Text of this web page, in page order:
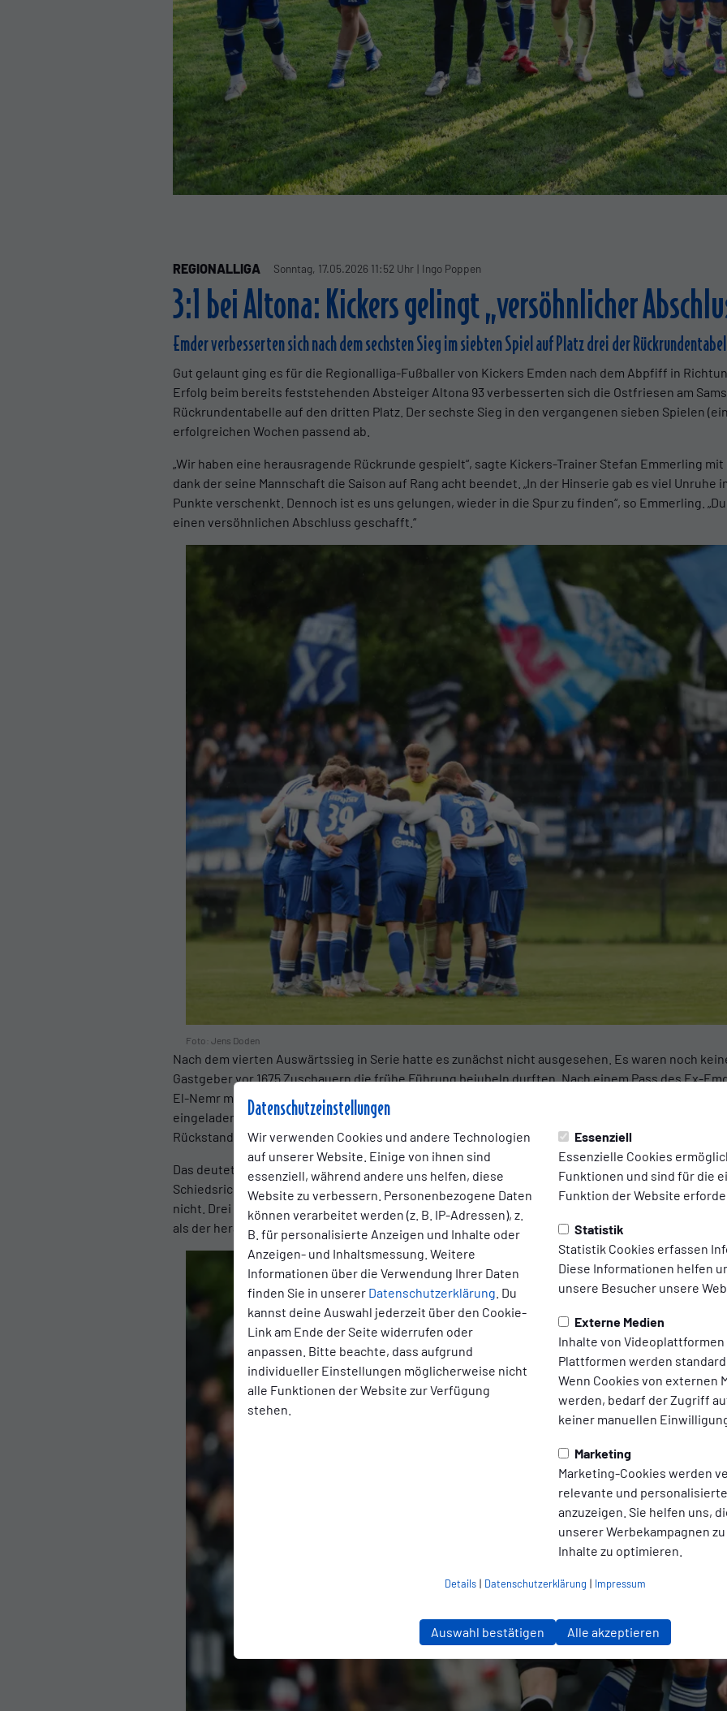
Datenschutzeinstellungen
Wir verwenden Cookies und andere Technologien
auf unserer Website. Einige von ihnen sind
essenziell, während andere uns helfen, diese
Website zu verbessern. Personenbezogene Daten
können verarbeitet werden (z. B. IP-Adressen), z.
B. für personalisierte Anzeigen und Inhalte oder
Anzeigen- und Inhaltsmessung. Weitere
Informationen über die Verwendung Ihrer Daten
finden Sie in unserer Datenschutzerklärung . Du
kannst deine Auswahl jederzeit über den Cookie-
Link am Ende der Seite widerrufen oder
anpassen. Bitte beachte, dass aufgrund
individueller Einstellungen möglicherweise nicht
alle Funktionen der Website zur Verfügung
stehen.
Essenziell
Essenzielle Cookies
Funktionen und sind für die
Funktion der Website
Statistik
Statistik Cookies erfassen
Diese Informationen helfen
unsere Besucher unsere
Externe Medien
Inhalte von Videoplattformen
Plattformen werden
Wenn Cookies von externen
werden, bedarf der Zugriff
keiner manuellen
Marketing
Marketing-Cookies werden
relevante und
anzuzeigen. Sie helfen uns,
unserer Werbekampagnen
Inhalte zu optimieren.
Details | Datenschutzerklärung | Impressum
Auswahl bestätigen Alle akzeptieren
REGIONALLIGA Sonntag, 17.05.2026 11:52 Uhr | Ingo Poppen
3:1 bei Altona: Kickers gelingt „versöhnlicher
Emder verbesserten sich nach dem sechsten Sieg im siebten Spiel auf Platz drei der
Gut gelaunt ging es für die Regionalliga-Fußballer von Kickers Emden nach dem Abpfiff in
Erfolg beim bereits feststehenden Absteiger Altona 93 verbesserten sich die Ostfriesen am
Rückrundentabelle auf den dritten Platz. Der sechste Sieg in den vergangenen sieben Spielen
erfolgreichen Wochen passend ab.
„Wir haben eine herausragende Rückrunde gespielt“, sagte Kickers-Trainer Stefan Emmerling mit
dank der seine Mannschaft die Saison auf Rang acht beendet. „In der Hinserie gab es viel Unruhe
Punkte verschenkt. Dennoch ist es uns gelungen, wieder in die Spur zu finden“, so Emmerling.
einen versöhnlichen Abschluss geschafft.“
Foto: Jens Doden
Nach dem vierten Auswärtssieg in Serie hatte es zunächst nicht ausgesehen. Es waren noch
Gastgeber vor 1675 Zuschauern die frühe Führung bejubeln durften. Nach einem Pass des Ex-
El-Nemr mit dem ersten Torschuss zum 1:0 (2.). „Wir haben in der ersten Hälfte einfach zu viel
eingeladen“, sagte Emmerling. Kickers-Keeper Moritz Schulze musste sich mehrfach
Rückstand. „Aber die Jungs wussten auch, dass sie in der Lage sind, den Rückstand noch zu
Das deutete sich im Verlauf der Partie immer mehr an. Theo Schröder traf nach Flanke von Mika
Schiedsrichter-Gespann um Tim-Alexander Strampe (Winsen (Luhe)) gab den Treffer wegen
nicht. Drei Minuten später glichen die Emder dann wirklich aus. Eine erneute Eickhoff-
als der herausgeeilte Torhüter Dennis Lohmann und köpfte den Ball zum 1:1 ins Netz (30.).